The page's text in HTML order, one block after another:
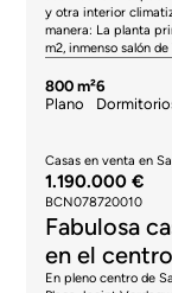
y otra interior
manera: La planta principal, de 180 m2, cuenta con jardín, porche de 16
m2, inmenso salón
Su primera planta
sus baños, todas con salida a la terraza.
para 8 coches y
independiente, sala de máquinas. Todas
elementos de
último detalle:
sanitaria, carpintería
suelos radiantes y
seguridad,
ósmosis, o descalcificador, entre
800 m²
Plano
6
Casas en venta en
1.190.000 €
BCN078720010
Fabulosa
en el
En pleno centro de